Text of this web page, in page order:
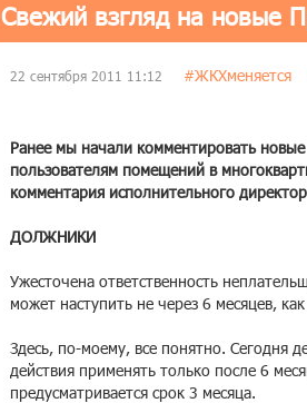
Свежий взгляд на новые
22 сентября 2011 11:12 #ЖКХменяется
Ранее мы начали комментировать
пользователям помещений в
комментария исполнительного
ДОЛЖНИКИ
Ужесточена ответственность
может наступить не через 6 месяцев,
Здесь, по-моему, все понятно. Сегодня
действия применять только после 6
предусматривается срок 3 месяца.